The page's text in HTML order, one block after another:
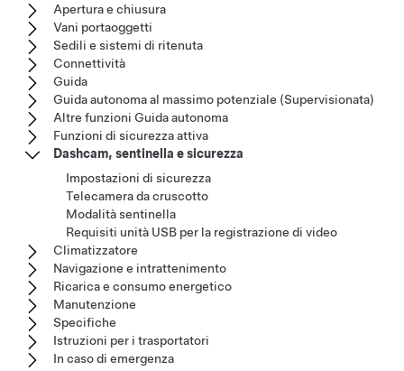
Apertura e chiusura
Vani portaoggetti
Sedili e sistemi di ritenuta
Connettività
Guida
Guida autonoma al massimo potenziale (Supervisionata)
Altre funzioni Guida autonoma
Funzioni di sicurezza attiva
Dashcam, sentinella e sicurezza
Impostazioni di sicurezza
Telecamera da cruscotto
Modalità sentinella
Requisiti unità USB per la registrazione di video
Climatizzatore
Navigazione e intrattenimento
Ricarica e consumo energetico
Manutenzione
Specifiche
Istruzioni per i trasportatori
In caso di emergenza